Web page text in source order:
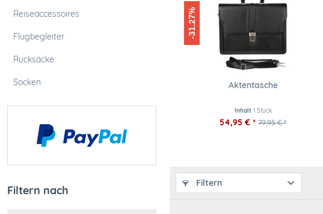
Reiseaccessoires
Flugbegleiter
Rucksäcke
Socken
Filtern nach
-31.27%
Aktentasche
Inhalt 1 Stück
54,95 € * 79,95 € *
Filtern